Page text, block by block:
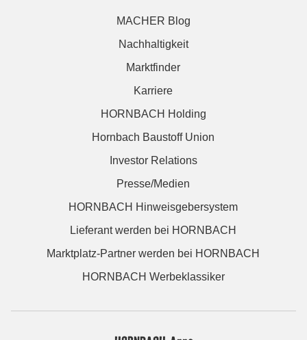
MACHER Blog
Nachhaltigkeit
Marktfinder
Karriere
HORNBACH Holding
Hornbach Baustoff Union
Investor Relations
Presse/Medien
HORNBACH Hinweisgebersystem
Lieferant werden bei HORNBACH
Marktplatz-Partner werden bei HORNBACH
HORNBACH Werbeklassiker